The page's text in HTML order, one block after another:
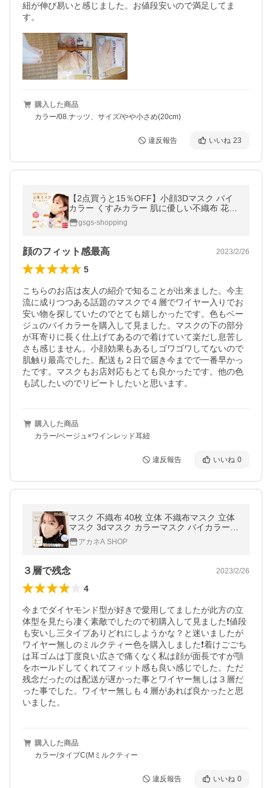
紐が伸び易いと感じました。お値段安いので満足してま
す。
購入した商品
カラー/08.ナッツ、サイズ/やや小さめ(20cm)
違反報告 いいね 23
【2点買うと15％OFF】小顔3Dマスク バイ
カラー くすみカラー 肌に優しい不織布 花粉
対策 おしゃれ 30枚 パステルカラー 息がし
やすい ノーズワイヤー 爆買
gsgs-shopping
顔のフィット感最高 2023/2/26
5
こちらのお店は友人の紹介で知ることが出来ました。今主
流に成りつつある話題のマスクで４層でワイヤー入りでお
安い物を探していたのでとても嬉しかったです。色もベー
ジュのバイカラーを購入して見ました。マスクの下の部分
が耳寄りに長く仕上げてあるので着けていて楽だし息苦し
さも感じません。小顔効果もあるしゴワゴワしてないので
肌触り最高でした。配送も２日で届き今までで一番早かっ
たです。マスクもお店対応もとても良かったです。他の色
も試したいのでリピートしたいと思います。
購入した商品
カラー/ベージュ×ワインレッド耳紐
違反報告 いいね 0
マスク 不織布 40枚 立体 不織布マスク 立体
マスク 3dマスク カラーマスク バイカラー
小顔マスク 使い捨てマスク おしゃれ 血色カ
ラー 大容量 冷感 3層 4層
アカネA SHOP
３層で残念 2023/2/26
4
今までダイヤモンド型が好きで愛用してましたが此方の立
体型を見たら凄く素敵でしたので初購入して見ました❗値段
も安いし三タイプありどれにしようかな？と迷いましたが
ワイヤー無しのミルクティー色を購入しました❗着けごごち
は耳ゴムは丁度良い広さで痛くなく私は顔が面長ですが顎
をホールドしてくれてフィット感も良い感じでした。ただ
残念だったのは配送が遅かった事とワイヤー無しは３層だ
った事でした。ワイヤー無しも４層があれば良かったと思
購入した商品
カラー/タイプC(Mミルクティー
違反報告 いいね 0